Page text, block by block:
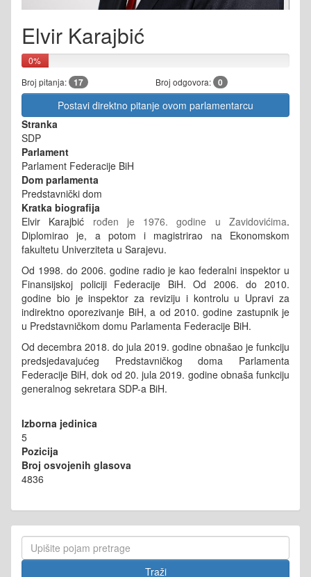
Elvir Karajbić
0%
Broj pitanja: 17 Broj odgovora: 0
Postavi direktno pitanje ovom parlamentarcu
Stranka
SDP
Parlament
Parlament Federacije BiH
Dom parlamenta
Predstavnički dom
Kratka biografija
Elvir Karajbić rođen je 1976. godine u Zavidovićima.
Diplomirao je, a potom i magistrirao na Ekonomskom
fakultetu Univerziteta u Sarajevu.
Od 1998. do 2006. godine radio je kao federalni inspektor u
Finansijskoj policiji Federacije BiH.Od 2006. do 2010.
godine bio je inspektor za reviziju i kontrolu u Upravi za
indirektno oporezivanje BiH, a od 2010. godine zastupnik je
u Predstavničkom domu Parlamenta Federacije BiH.
Od decembra 2018. do jula 2019. godine obnašao je funkciju
predsjedavajućeg Predstavničkog doma Parlamenta
Federacije BiH, dok od 20. jula 2019. godine obnaša funkciju
generalnog sekretara SDP-a BiH.
Izborna jedinica
5
Pozicija
Broj osvojenih glasova
4836